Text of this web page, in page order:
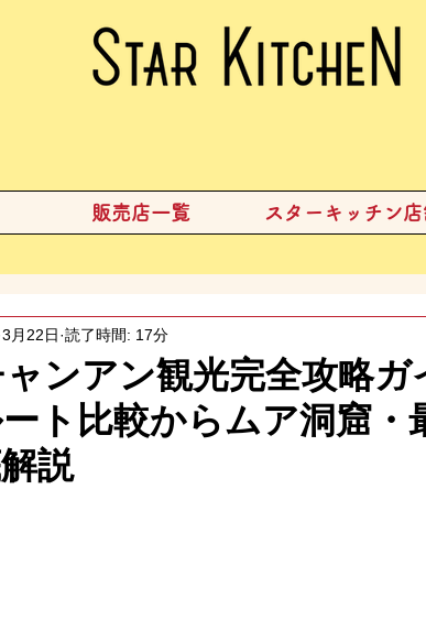
販売店一覧 スターキッチン店
ャンアン観光完全攻略
ート比較からムア洞窟・
説
3月22日 読了時間: 17分